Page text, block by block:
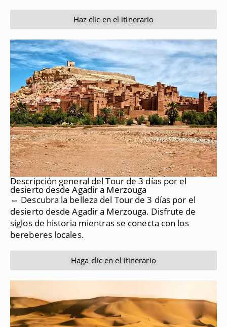
Haz clic en el itinerario
Descripción general del Tour de 3 días por el
desierto desde Agadir a Merzouga
⇔ Descubra la belleza del Tour de 3 días por el
desierto desde Agadir a Merzouga. Disfrute de
siglos de historia mientras se conecta con los
bereberes locales.
Haga clic en el itinerario